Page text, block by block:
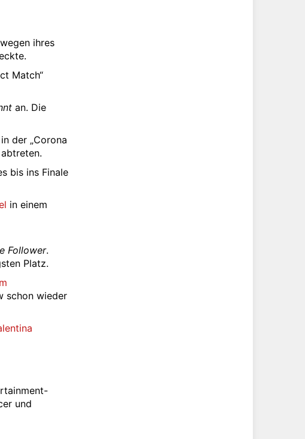
ihres
Match“
an. Die
der „Corona
abtreten.
bis ins Finale
in einem
Follower.
Platz.
schon wieder
und